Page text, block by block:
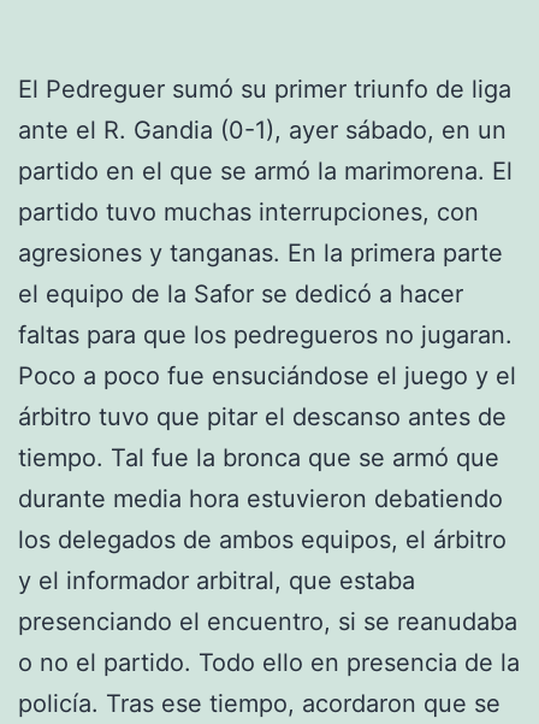
El Pedreguer sumó su primer triunfo de liga
ante el R. Gandia (0-1), ayer sábado, en un
partido en el que se armó la marimorena. El
partido tuvo muchas interrupciones, con
agresiones y tanganas. En la primera parte
el equipo de la Safor se dedicó a hacer
faltas para que los pedregueros no jugaran.
Poco a poco fue ensuciándose el juego y el
árbitro tuvo que pitar el descanso antes de
tiempo. Tal fue la bronca que se armó que
durante media hora estuvieron debatiendo
los delegados de ambos equipos, el árbitro
y el informador arbitral, que estaba
presenciando el encuentro, si se reanudaba
o no el partido. Todo ello en presencia de la
policía. Tras ese tiempo, acordaron que se